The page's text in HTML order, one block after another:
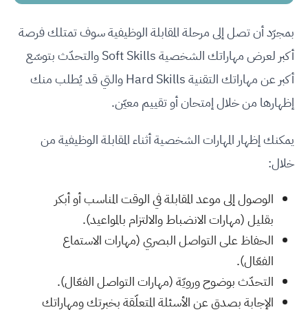
بمجرّد أن تصل إلى مرحلة المقابلة الوظيفية سوف تمتلك فرصة
أكبر لعرض مهاراتك الشخصية Soft Skills والتحدّث بتوسّع
أكبر عن مهاراتك التقنية Hard Skills والتي قد يُطلب منك
إظهارها من خلال إمتحان أو تقييم معيّن.
يمكنك إظهار المهارات الشخصية أثناء المقابلة الوظيفية من
خلال:
الوصول إلى موعد المقابلة في الوقت المناسب أو أبكر
بقليل (مهارات الانضباط والالتزام بالمواعيد).
الحفاظ على التواصل البصري (مهارات الاستماع
الفعّال).
التحدّث بوضوح ورويّة (مهارات التواصل الفعّال).
الإجابة بصدق عن الأسئلة المتعلّقة بخبرتك ومهاراتك